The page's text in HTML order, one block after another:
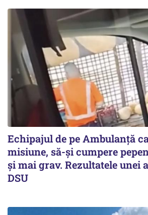
Echipajul de pe Ambulanță
misiune, să-și cumpere
și mai grav. Rezultatele unei
DSU